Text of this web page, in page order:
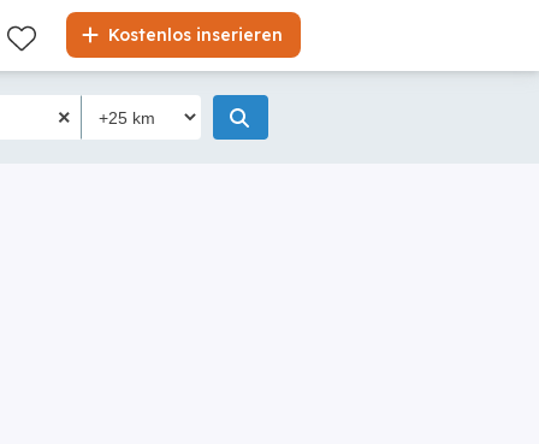
Kostenlos inserieren